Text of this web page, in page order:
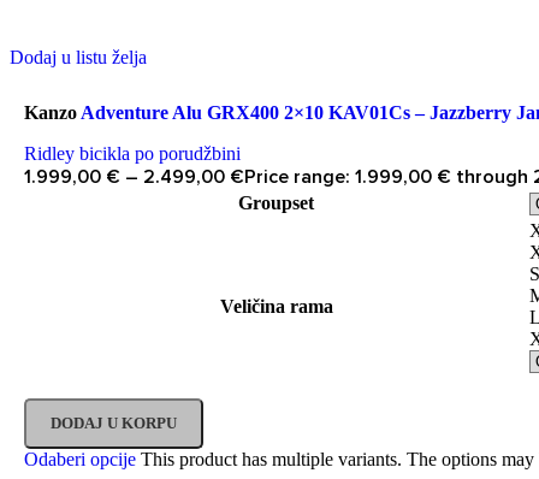
Dodaj u listu želja
Kanzo Adventure Alu GRX400 2×10 KAV01Cs – Jazzberry
Ridley bicikla po porudžbini
1.999,00 € – 2.499,00 €Price range: 1.999,00 € through
Groupset
Veličina rama
S
L
DODAJ U KORPU
Odaberi opcije This product has multiple variants. The options